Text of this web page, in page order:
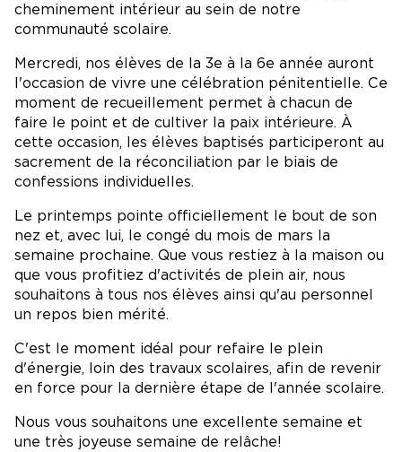
cheminement intérieur au sein de notre
communauté scolaire.
Mercredi, nos élèves de la 3e à la 6e année auront
l'occasion de vivre une célébration pénitentielle. Ce
moment de recueillement permet à chacun de
faire le point et de cultiver la paix intérieure. À
cette occasion, les élèves baptisés participeront au
sacrement de la réconciliation par le biais de
confessions individuelles.
Le printemps pointe officiellement le bout de son
nez et, avec lui, le congé du mois de mars la
semaine prochaine. Que vous restiez à la maison ou
que vous profitiez d'activités de plein air, nous
souhaitons à tous nos élèves ainsi qu'au personnel
un repos bien mérité.
C'est le moment idéal pour refaire le plein
d'énergie, loin des travaux scolaires, afin de revenir
en force pour la dernière étape de l'année scolaire.
Nous vous souhaitons une excellente semaine et
une très joyeuse semaine de relâche!